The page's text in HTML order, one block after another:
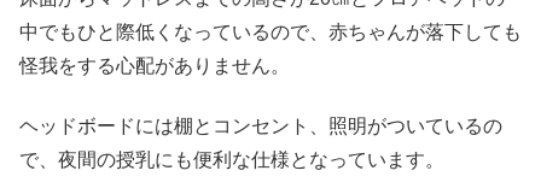
中でもひと際低くなっているので、赤ちゃんが落下しても
怪我をする心配がありません。
ヘッドボードには棚とコンセント、照明がついているの
で、夜間の授乳にも便利な仕様となっています。